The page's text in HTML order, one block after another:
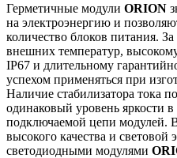
Герметичные модули ORION
на электроэнергию и
количество блоков питания.
внешних температур,
IP67 и длительному
успехом применяться при
Наличие стабилизатора тока
одинаковый уровень яркости
подключаемой цепи модулей.
высокого качества и световой
светодиодными модулями